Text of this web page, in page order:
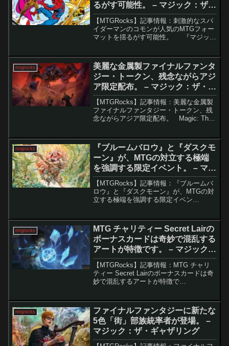
るがす可能性。 – マジック：ザ・
ギャザリング
【MTGRocks】記事情報：刺激的なスパ
イダーマンのコモンが人気のMTGフォー
マットを揺るがす可能性。 『マジッ
揺るがす可能性があることです。特に低
コストで奥...
mtgrocks
美麗な金属製ファイナルファンタ
ジー・トークン、残念ながらアジ
ア限定配布。 – マジック：ザ・ギ
ャザリング
【MTGRocks】記事情報：美麗な金属製
ファイナルファンタジー・トークン、残
念ながらアジア限定配布。 Magic: The
が集まる中、新たに「金属製ト...
mtgrocks
『ブルームバロウ』と『ダスクモ
ーン』が、MTGの対立する極端
を強調する限定イベント。 – マジ
ック：ザ・ギャザリング
【MTGRocks】記事情報：『ブルームバ
ロウ』と『ダスクモーン』が、MTGの対
立する極端を強調する限定イベン
な条件で楽しめることから、多くの...
mtgrocks
MTG チャリティー Secret Lairの
ボーナスカードは奇妙で混乱する
アートが特徴です。 – マジック：
ザ・ギャザリング
【MTGRocks】記事情報：MTG チャリ
ティー Secret Lairのボーナスカードは奇
妙で混乱するアートが特徴で
プが公開さ...
mtgrocks
ファイナルファンタジーに新たな
5色「街」部族統率者が登場。 –
マジック：ザ・ギャザリング